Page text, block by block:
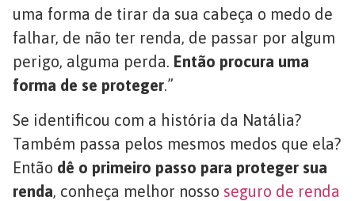
uma forma de tirar da sua cabeça o medo de
falhar, de não ter renda, de passar por algum
perigo, alguma perda. Então procura uma
forma de se proteger .”
Se identificou com a história da Natália?
Também passa pelos mesmos medos que ela?
Então dê o primeiro passo para proteger sua
renda, conheça melhor nosso seguro de renda